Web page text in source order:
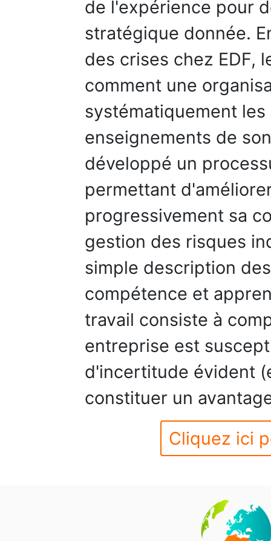
de l'expérience pour
stratégique donnée.
des crises chez EDF,
comment une
systématiquement
enseignements de
développé un
permettant
progressivement sa
gestion des risques
simple description
compétence et
travail consiste à
entreprise est
d'incertitude évident
constituer un
Cliquez ici